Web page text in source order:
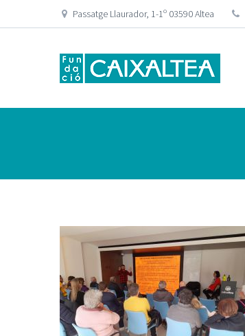
Passatge Llaurador, 1-1º 03590 Altea